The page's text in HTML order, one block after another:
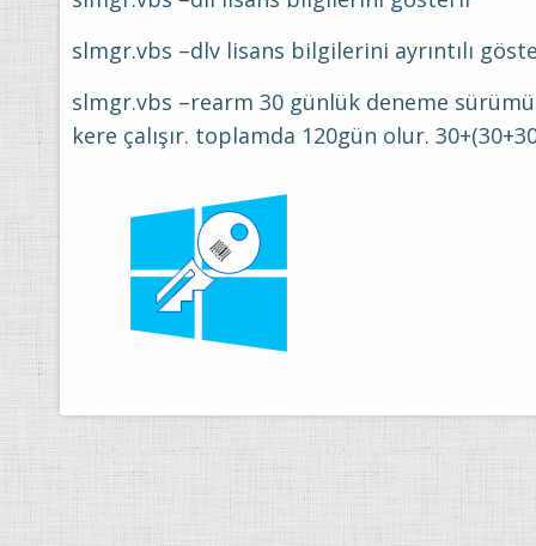
slmgr.vbs –dlv lisans bilgilerini ayrıntılı
slmgr.vbs –rearm 30 günlük deneme
kere çalışır. toplamda 120gün olur.